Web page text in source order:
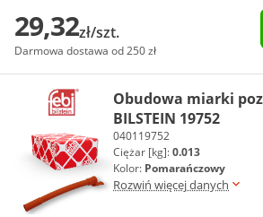
29,32zł/szt.
Darmowa dostawa od 250 zł
Obudowa miarki
BILSTEIN 19752
040119752
Ciężar [kg]:0.013
Kolor: Pomarańczowy
Rozwiń więcej danych